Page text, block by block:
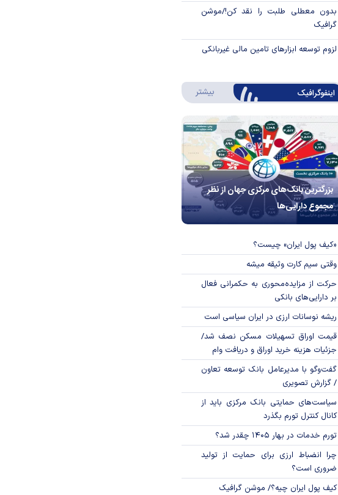
بدون معطلی طلبت را نقد کن!/موشن
گرافیک
لزوم توسعه ابزارهای تامین مالی غیربانکی
اینفوگرافیک بیشتر درباره اینفوگرافیک
بزرگترین بانک‌های مرکزی جهان از نظر
مجموع دارایی‌ها
«کیف پول ایران» چیست؟
وقتی سیم کارت وثیقه میشه
حرکت از مزایده‌محوری به حکمرانی فعال
بر دارایی‌های بانکی
ریشه نوسانات ارزی در ایران سیاسی است
قیمت اوراق تسهیلات مسکن نصف شد/
جزئیات هزینه خرید اوراق و دریافت وام
گفت‌وگو با مدیرعامل بانک توسعه تعاون
/ گزارش تصویری
سیاست‌های حمایتی بانک مرکزی باید از
کانال کنترل تورم بگذرد
تورم خدمات در بهار ۱۴۰۵ چقدر شد؟
چرا انضباط ارزی برای حمایت از تولید
ضروری است؟
کیف پول ایران چیه؟/ موشن گرافیک